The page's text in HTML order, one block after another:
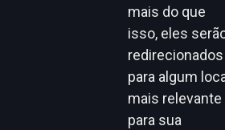
mais do que
isso, eles
redirecionados
para algum
mais relevante
para sua